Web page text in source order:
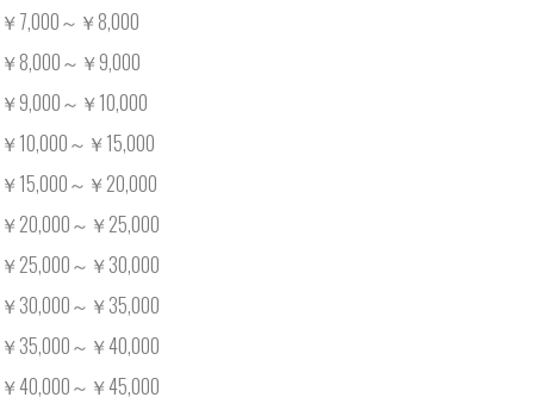
￥7,000～￥8,000
￥8,000～￥9,000
￥9,000～￥10,000
￥10,000～￥15,000
￥15,000～￥20,000
￥20,000～￥25,000
￥25,000～￥30,000
￥30,000～￥35,000
￥35,000～￥40,000
￥40,000～￥45,000